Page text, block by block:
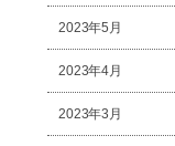
2023年5月
2023年4月
2023年3月